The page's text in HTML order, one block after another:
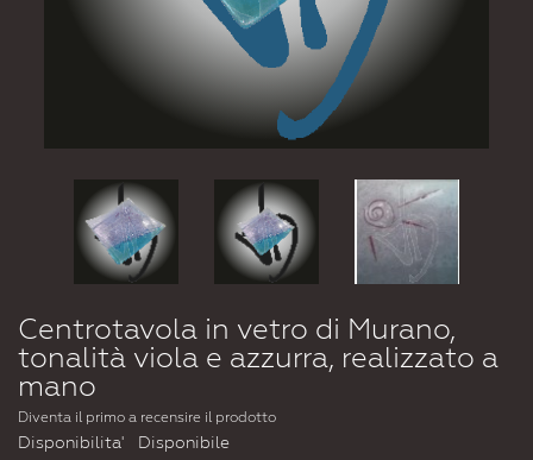
Centrotavola in vetro di Murano,
tonalità viola e azzurra, realizzato a
mano
Diventa il primo a recensire il prodotto
Disponibilita' Disponibile